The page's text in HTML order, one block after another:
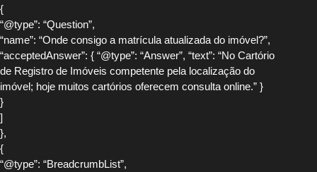
{
“@type”: “Question”,
“name”: “Onde consigo a matrícula atualizada do imóvel?”,
“acceptedAnswer”: { “@type”: “Answer”, “text”: “No Cartório
de Registro de Imóveis competente pela localização do
imóvel; hoje muitos cartórios oferecem consulta online.” }
}
]
},
{
“@type”: “BreadcrumbList”,